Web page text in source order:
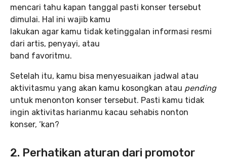
mencari tahu kapan tanggal pasti konser tersebut
dimulai. Hal ini wajib kamu
lakukan agar kamu tidak ketinggalan informasi resmi
dari artis, penyayi, atau
band favoritmu.
Setelah itu, kamu bisa menyesuaikan jadwal atau
aktivitasmu yang akan kamu kosongkan atau pending
untuk menonton konser tersebut. Pasti kamu tidak
ingin aktivitas harianmu kacau sehabis nonton
konser, ‘kan?
2. Perhatikan aturan dari promotor